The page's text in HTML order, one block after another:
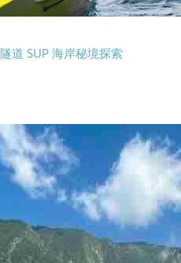
道 SUP 海岸秘境探索